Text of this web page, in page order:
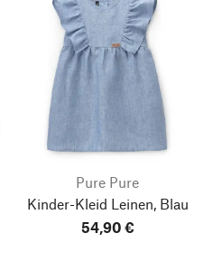
Pure Pure
Kinder-Kleid Leinen, Blau
54,90 €